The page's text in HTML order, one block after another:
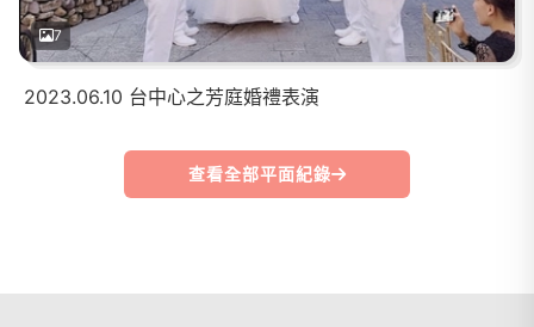
7
2023.06.10 台中心之芳庭婚禮表演
查看全部平面紀錄